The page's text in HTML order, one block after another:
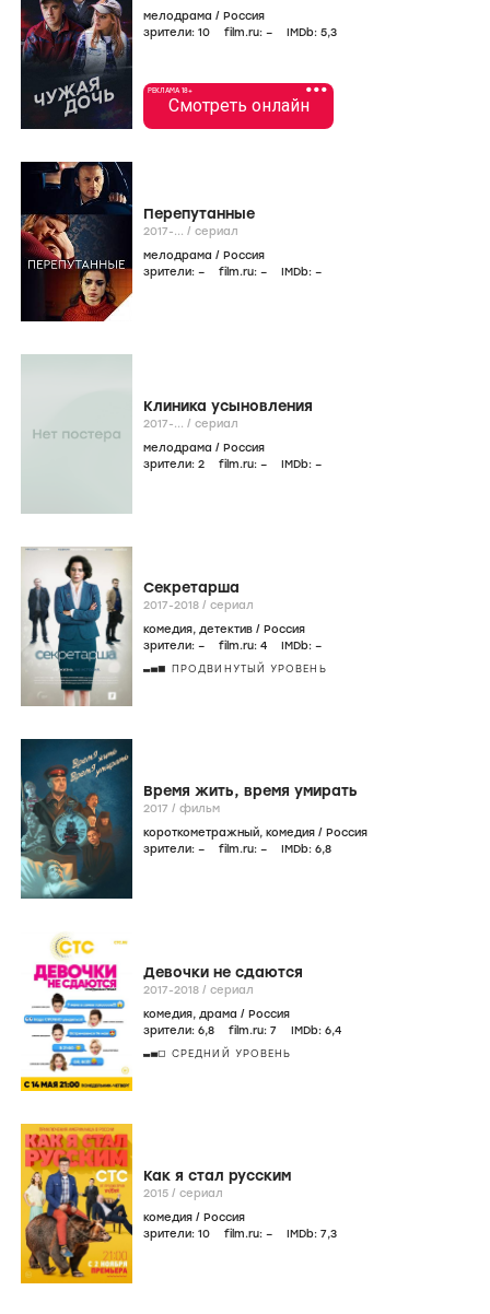
мелодрама / Россия
зрители: 10 film.ru: – IMDb: 5,3
•••
РЕКЛАМА 18+
Смотреть онлайн
Перепутанные
2017-... / сериал
мелодрама / Россия
зрители: – film.ru: – IMDb: –
Клиника усыновления
2017-... / сериал
мелодрама / Россия
зрители: 2 film.ru: – IMDb: –
Секретарша
2017-2018 / сериал
комедия, детектив / Россия
зрители: – film.ru: 4 IMDb: –
ПРОДВИНУТЫЙ УРОВЕНЬ
Время жить, время умирать
2017 / фильм
короткометражный, комедия / Россия
зрители: – film.ru: – IMDb: 6,8
Девочки не сдаются
2017-2018 / сериал
комедия, драма / Россия
зрители: 6,8 film.ru: 7 IMDb: 6,4
СРЕДНИЙ УРОВЕНЬ
Как я стал русским
2015 / сериал
комедия / Россия
зрители: 10 film.ru: – IMDb: 7,3